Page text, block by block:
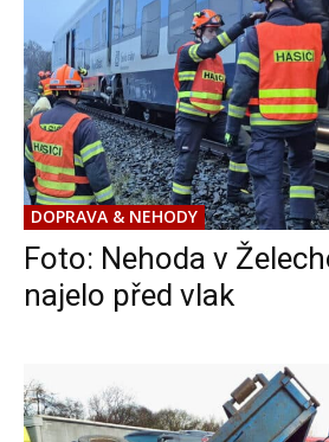
DOPRAVA & NEHODY
Foto: Nehoda v
najelo před vlak